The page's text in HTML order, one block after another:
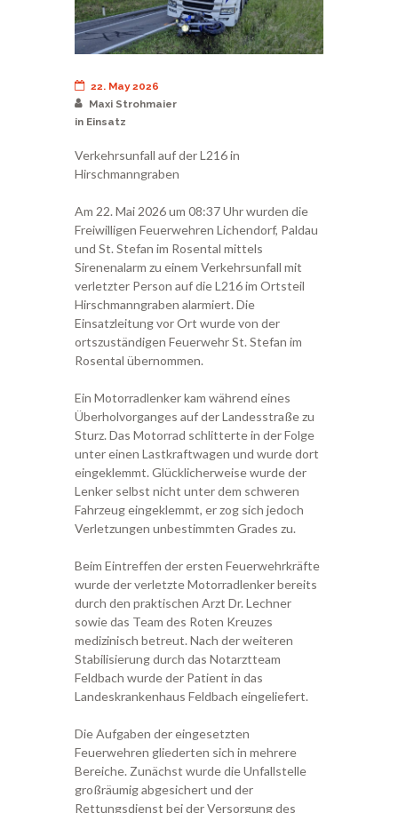
22. May 2026
Maxi Strohmaier
in Einsatz
Verkehrsunfall auf der L216 in
Hirschmanngraben
Am 22. Mai 2026 um 08:37 Uhr wurden die
Freiwilligen Feuerwehren Lichendorf, Paldau
und St. Stefan im Rosental mittels
Sirenenalarm zu einem Verkehrsunfall mit
verletzter Person auf die L216 im Ortsteil
Hirschmanngraben alarmiert. Die
Einsatzleitung vor Ort wurde von der
ortszuständigen Feuerwehr St. Stefan im
Rosental übernommen.
Ein Motorradlenker kam während eines
Überholvorganges auf der Landesstraße zu
Sturz. Das Motorrad schlitterte in der Folge
unter einen Lastkraftwagen und wurde dort
eingeklemmt. Glücklicherweise wurde der
Lenker selbst nicht unter dem schweren
Fahrzeug eingeklemmt, er zog sich jedoch
Verletzungen unbestimmten Grades zu.
Beim Eintreffen der ersten Feuerwehrkräfte
wurde der verletzte Motorradlenker bereits
durch den praktischen Arzt Dr. Lechner
sowie das Team des Roten Kreuzes
medizinisch betreut. Nach der weiteren
Stabilisierung durch das Notarztteam
Feldbach wurde der Patient in das
Landeskrankenhaus Feldbach eingeliefert.
Die Aufgaben der eingesetzten
Feuerwehren gliederten sich in mehrere
Bereiche. Zunächst wurde die Unfallstelle
großräumig abgesichert und der
Rettungsdienst bei der Versorgung des